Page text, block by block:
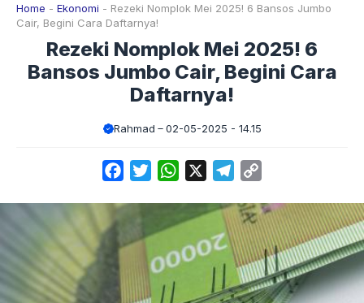
Home - Ekonomi - Rezeki Nomplok Mei 2025! 6 Bansos Jumbo
Cair, Begini Cara Daftarnya!
Rezeki Nomplok Mei 2025! 6
Bansos Jumbo Cair, Begini Cara
Daftarnya!
Rahmad 02-05-2025 - 14.15
FacebookTwitterWhatsApp Telegram